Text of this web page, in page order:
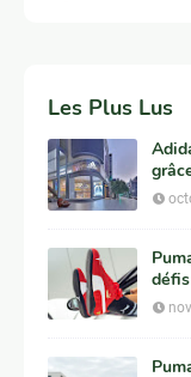
Les Plus Lus
clé